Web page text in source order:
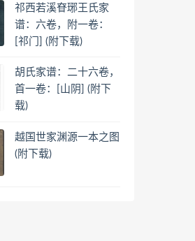
祁西若溪眘琊王氏家
谱：六卷，附一卷：
[祁门] (附下载)
胡氏家谱：二十六卷，
首一卷：[山阴] (附下
载)
越国世家渊源一本之图
(附下载)